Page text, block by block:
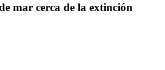
mar cerca de la extinción